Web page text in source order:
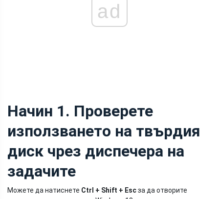
ad
Начин 1. Проверете
използването на твърдия
диск чрез диспечера на
задачите
Можете да натиснете Ctrl + Shift + Escза да отворите